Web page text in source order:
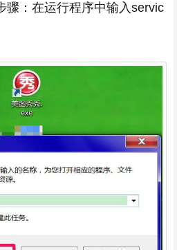
骤：在运行程序中输入servic